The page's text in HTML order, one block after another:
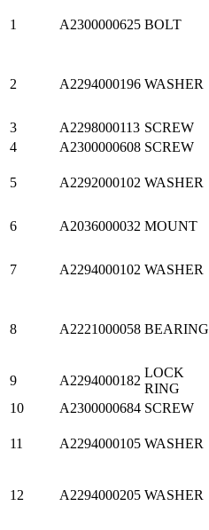
1 A2300000625 BOLT
2 A2294000196 WASHER
3 A2298000113 SCREW
4
A2300000608 SCREW
5 A2292000102 WASHER
6 A2036000032 MOUNT
7 A2294000102 WASHER
8 A2221000058 BEARING
9 A2294000182
LOCK
RING
10
A2300000684 SCREW
11 A2294000105 WASHER
12 A2294000205 WASHER